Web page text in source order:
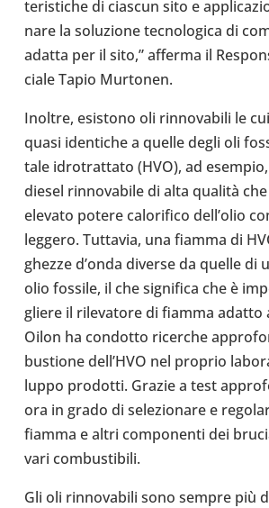
te­ri­sti­che di ciascun sito e
nare la solu­zione tec­no­lo­gica di
adatta per il sito,” afferma il
ciale Tapio Mur­to­nen.
Inoltre, esi­stono oli rin­no­va­bili le
quasi iden­ti­che a quelle degli oli
tale idro­trat­tato (HVO), ad
diesel rin­no­va­bile di alta qualità
elevato potere calo­ri­fico del­l’o­lio
leggero. Tut­ta­via, una fiamma di
ghezze d’onda diverse da quelle di
olio fossile, il che signi­fica che è
gliere il rile­va­tore di fiamma adatto
Oilon ha con­dotto ricer­che
bu­stione del­l’HVO nel proprio
luppo pro­dotti. Grazie a test
ora in grado di sele­zio­nare e
fiamma e altri com­po­nenti dei
vari com­bu­sti­bili.
Gli oli rin­no­va­bili sono sempre più